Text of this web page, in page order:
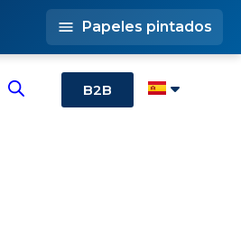
B2B
Papeles pintados